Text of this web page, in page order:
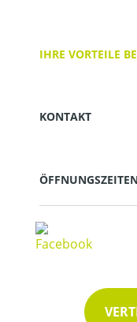
IHRE VORTEILE
KONTAKT